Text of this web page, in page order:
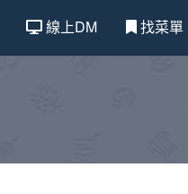
線上DM 找菜單